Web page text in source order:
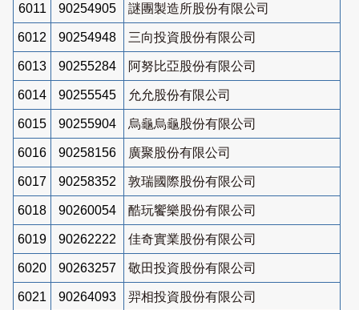
6011 90254905 謎團製造所股份有限公司
6012 90254948 三向投資股份有限公司
6013 90255284 阿努比亞股份有限公司
6014 90255545 允允股份有限公司
6015 90255904 烏龜烏龜股份有限公司
6016 90258156 廣聚股份有限公司
6017 90258352 敦瑞國際股份有限公司
6018 90260054 酷玩饗樂股份有限公司
6019 90262222 佳奇實業股份有限公司
6020 90263257 敬田投資股份有限公司
6021 90264093 羿相投資股份有限公司